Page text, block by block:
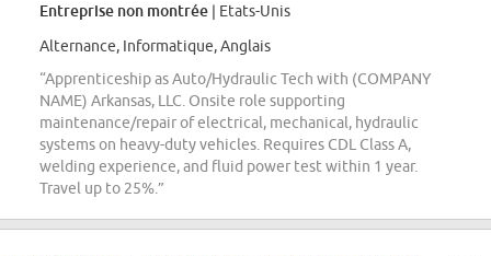
Entreprise non montrée | Etats-Unis
Alternance, Informatique, Anglais
“Apprenticeship as Auto/Hydraulic Tech with (COMPANY
NAME) Arkansas, LLC. Onsite role supporting
maintenance/repair of electrical, mechanical, hydraulic
systems on heavy-duty vehicles. Requires CDL Class A,
welding experience, and fluid power test within 1 year.
Travel up to 25%.”